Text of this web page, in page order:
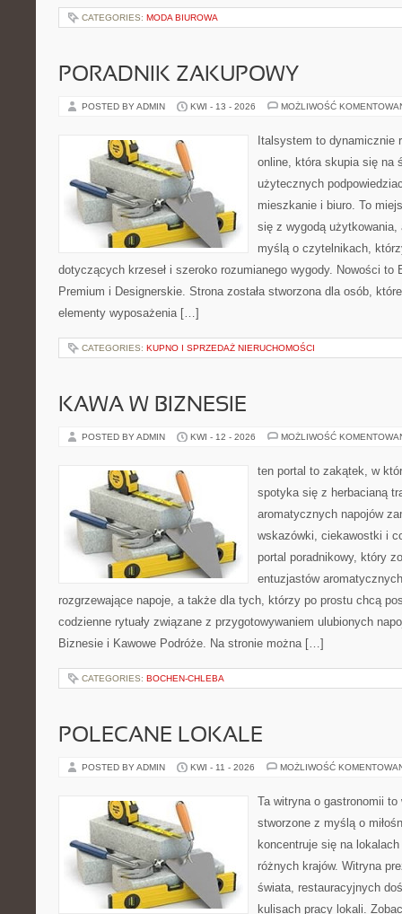
CATEGORIES: MODA BIUROWA
PORADNIK ZAKUPOWY
POSTED BY ADMIN KWI - 13 - 2026 MOŻLIWOŚĆ
Italsystem to dynamicznie
online, która skupia się na
użytecznych
mieszkanie i biuro. To
się z wygodą użytkowania,
myślą o czytelnikach,
dotyczących krzeseł i szeroko rozumianego wygody. Nowości to
Premium i Designerskie. Strona została stworzona dla osób,
elementy wyposażenia […]
CATEGORIES: KUPNO I SPRZEDAŻ NIERUCHOMOŚCI
KAWA W BIZNESIE
POSTED BY ADMIN KWI - 12 - 2026 MOŻLIWOŚĆ
ten portal to zakątek, w
spotyka się z herbacianą
aromatycznych napojów
wskazówki, ciekawostki i
portal poradnikowy, który
entuzjastów
rozgrzewające napoje, a także dla tych, którzy po prostu chcą
codzienne rytuały związane z przygotowywaniem ulubionych
Biznesie i Kawowe Podróże. Na stronie można […]
CATEGORIES: BOCHEN-CHLEBA
POLECANE LOKALE
POSTED BY ADMIN KWI - 11 - 2026 MOŻLIWOŚĆ
Ta witryna o gastronomii
stworzone z myślą o
koncentruje się na
różnych krajów. Witryna
świata, restauracyjnych
kulisach pracy lokali.